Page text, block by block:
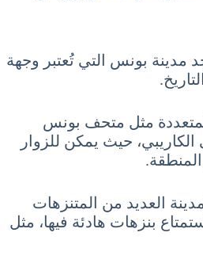
مدينة بونس التي تُعتبر وجهة
مثل متحف بونس
حيث يمكن للزوار
العديد من المتنزهات
بنزهات هادئة فيها، مثل